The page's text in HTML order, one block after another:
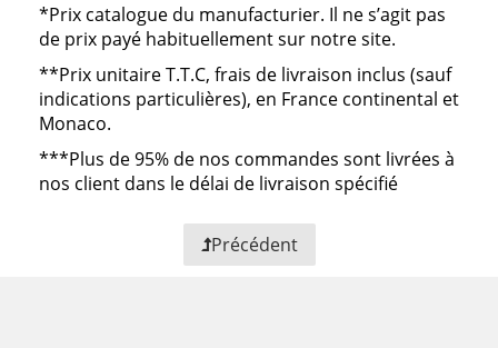
*Prix catalogue du manufacturier. Il ne s’agit pas
de prix payé habituellement sur notre site.
**Prix unitaire T.T.C, frais de livraison inclus (sauf
indications particulières), en France continental et
Monaco.
***Plus de 95% de nos commandes sont livrées à
nos client dans le délai de livraison spécifié
Précédent